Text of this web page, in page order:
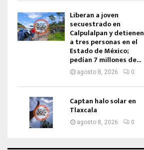
Liberan a joven
secuestrado en
Calpulalpan y detienen
a tres personas en el
Estado de México;
pedían 7 millones de...
agosto 8, 2026 0
Captan halo solar en
Tlaxcala
agosto 8, 2026 0